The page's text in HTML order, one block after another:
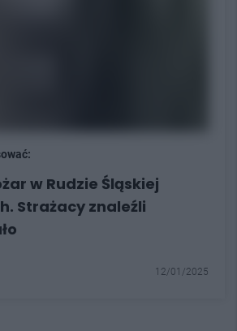
w Rudzie Śląskiej
Strażacy znaleźli
12/01/2025